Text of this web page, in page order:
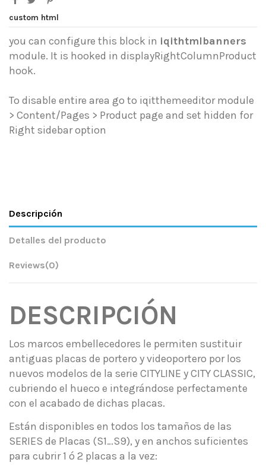
custom html
you can configure this block in iqithtmlbanners
module. It is hooked in displayRightColumnProduct
hook.
To disable entire area go to iqitthemeeditor module
> Content/Pages > Product page and set hidden for
Right sidebar option
Descripción
Detalles del producto
Reviews(0)
DESCRIPCIÓN
Los marcos embellecedores le permiten sustituir
antiguas placas de portero y videoportero por los
nuevos modelos de la serie CITYLINE y CITY CLASSIC,
cubriendo el hueco e integrándose perfectamente
con el acabado de dichas placas.
Están disponibles en todos los tamaños de las
SERIES de Placas (S1…S9), y en anchos suficientes
para cubrir 1 ó 2 placas a la vez: